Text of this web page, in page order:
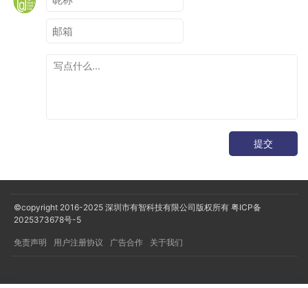
    compilerOptions
}
注意从 Kotlin 2.0.2 之后，强跳模式会默认开启，上面配置省略
提交
©copyright 2016-2025 深圳市有智科技有限公司版权所有 粤ICP备
2025373678号-5
免责声明 用户注册协议 广告合作 关于我们